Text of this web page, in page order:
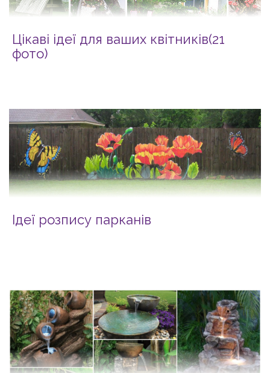
Цікаві ідеї для ваших квітників(21
фото)
Ідеї розпису парканів